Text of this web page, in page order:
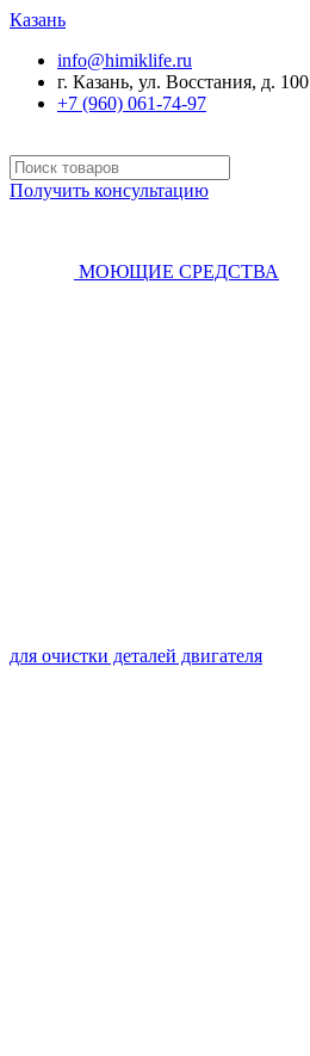
Казань
info@himiklife.ru
г. Казань, ул. Восстания, д. 100
+7 (960) 061-74-97
Получить консультацию
МОЮЩИЕ СРЕДСТВА
для очистки деталей двигателя